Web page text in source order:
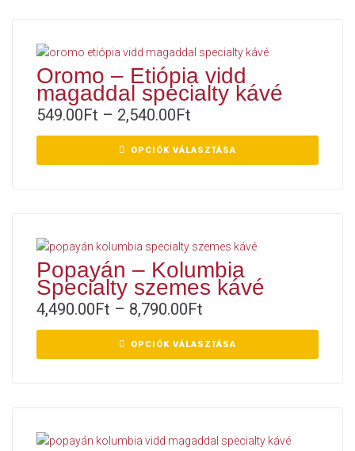
Oromo – Etiópia vidd
magaddal specialty kávé
549.00Ft – 2,540.00Ft
OPCIÓK VÁLASZTÁSA
Popayán – Kolumbia
Specialty szemes kávé
4,490.00Ft – 8,790.00Ft
OPCIÓK VÁLASZTÁSA